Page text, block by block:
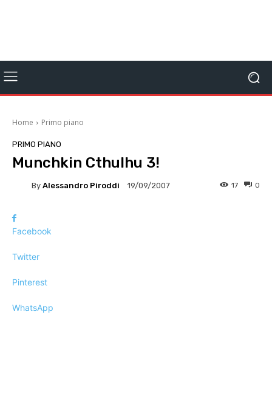
Home Primo piano
PRIMO PIANO
Munchkin Cthulhu 3!
By Alessandro Piroddi 19/09/2007 0
17
Facebook
Twitter
Pinterest
WhatsApp